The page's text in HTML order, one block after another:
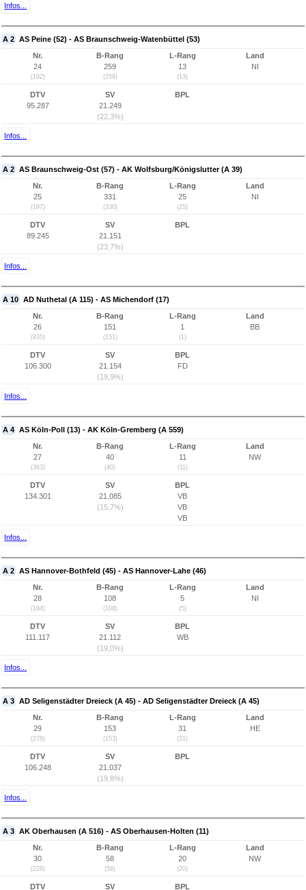
Infos...
A 2 AS Peine (52) - AS Braunschweig-Watenbüttel (53)
Nr.
24
(192)
B-Rang
259
(259)
L-Rang
13
(13)
Land
NI
DTV
95.287
SV
21.249
(22,3%)
BPL
Infos...
A 2 AS Braunschweig-Ost (57) - AK Wolfsburg/Königslutter (A 39)
Nr.
25
(197)
B-Rang
331
(330)
L-Rang
25
(25)
Land
NI
DTV
89.245
SV
21.151
(23,7%)
BPL
Infos...
A 10 AD Nuthetal (A 115) - AS Michendorf (17)
Nr.
26
(935)
B-Rang
151
(151)
L-Rang
1
(1)
Land
BB
DTV
106.300
SV
21.154
(19,9%)
BPL
FD
Infos...
A 4 AS Köln-Poll (13) - AK Köln-Gremberg (A 559)
Nr.
27
(363)
B-Rang
40
(40)
L-Rang
11
(11)
Land
NW
DTV
134.301
SV
21.085
(15,7%)
BPL
VB
VB
VB
Infos...
A 2 AS Hannover-Bothfeld (45) - AS Hannover-Lahe (46)
Nr.
28
(184)
B-Rang
108
(108)
L-Rang
5
(5)
Land
NI
DTV
111.117
SV
21.112
(19,0%)
BPL
WB
Infos...
A 3 AD Seligenstädter Dreieck (A 45) - AD Seligenstädter Dreieck (A 45)
Nr.
29
(278)
B-Rang
153
(153)
L-Rang
31
(31)
Land
HE
DTV
106.248
SV
21.037
(19,8%)
BPL
Infos...
A 3 AK Oberhausen (A 516) - AS Oberhausen-Holten (11)
Nr.
30
(228)
B-Rang
58
(58)
L-Rang
20
(20)
Land
NW
DTV SV BPL